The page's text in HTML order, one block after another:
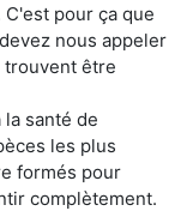
pour ça que
nous appeler
trouvent être
santé de
les plus
formés pour
complètement.